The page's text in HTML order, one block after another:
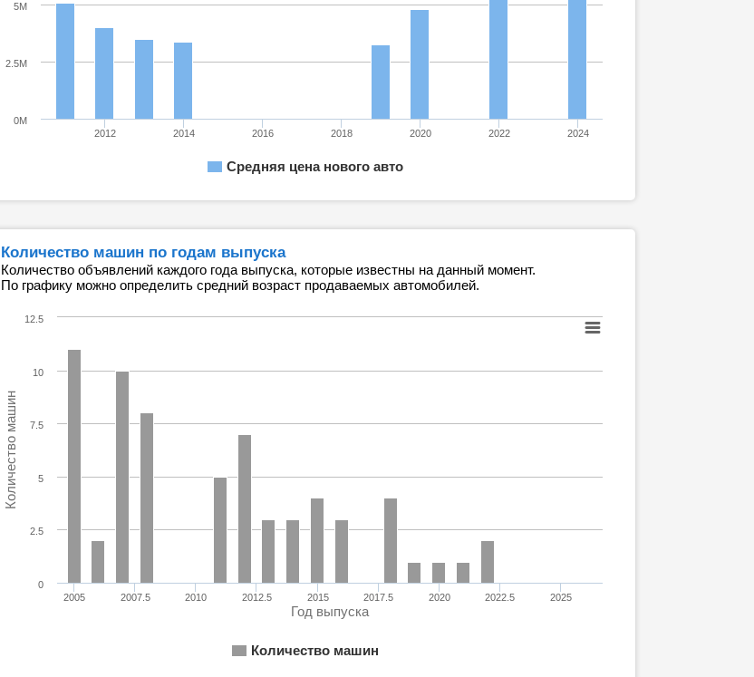
Средняя цена нового авто
2012 2014 2016 2018 2020 2022 2024
0M
2.5M
5M
Количество машин по годам выпуска
Количество объявлений каждого года выпуска, которые известны на данный момент.
По графику можно определить средний возраст продаваемых автомобилей.
Год выпуска
Количество машин
Количество машин
2005 2007.5 2010 2012.5 2015 2017.5 2020 2022.5 2025
0
10
2.5
5
7.5
12.5